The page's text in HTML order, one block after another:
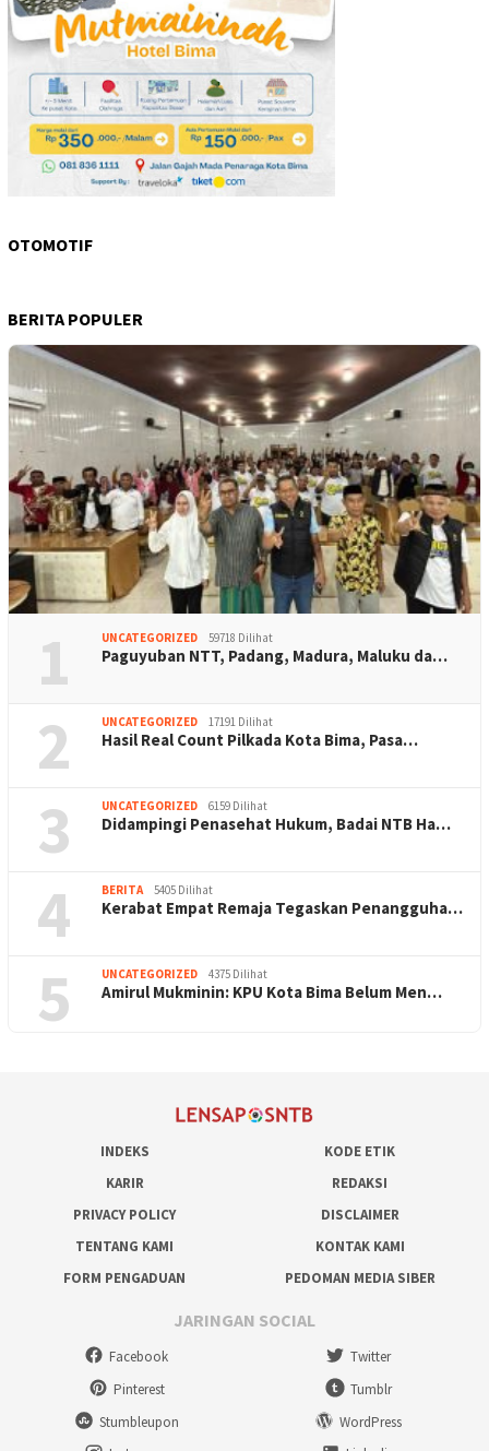
OTOMOTIF
BERITA POPULER
1 UNCATEGORIZED 59718 Dilihat
Paguyuban NTT, Padang, Madura, Maluku da…
2 UNCATEGORIZED 17191 Dilihat
Hasil Real Count Pilkada Kota Bima, Pasa…
3 UNCATEGORIZED 6159 Dilihat
Didampingi Penasehat Hukum, Badai NTB Ha…
4 BERITA 5405 Dilihat
Kerabat Empat Remaja Tegaskan Penangguha…
5 UNCATEGORIZED 4375 Dilihat
Amirul Mukminin: KPU Kota Bima Belum Men…
INDEKS
KODE ETIK
KARIR
REDAKSI
PRIVACY POLICY
DISCLAIMER
TENTANG KAMI
KONTAK KAMI
FORM PENGADUAN
PEDOMAN MEDIA SIBER
JARINGAN SOCIAL
Facebook
Twitter
Pinterest
Tumblr
Stumbleupon
WordPress